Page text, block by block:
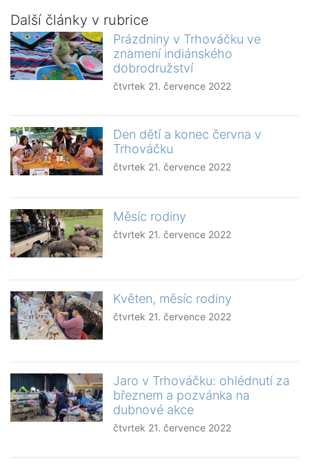
Další články v rubrice
Prázdniny v Trhováčku ve
znamení indiánského
dobrodružství
čtvrtek 21. července 2022
Den dětí a konec června v
Trhováčku
čtvrtek 21. července 2022
Měsíc rodiny
čtvrtek 21. července 2022
Květen, měsíc rodiny
čtvrtek 21. července 2022
Jaro v Trhováčku: ohlédnutí za
březnem a pozvánka na
dubnové akce
čtvrtek 21. července 2022